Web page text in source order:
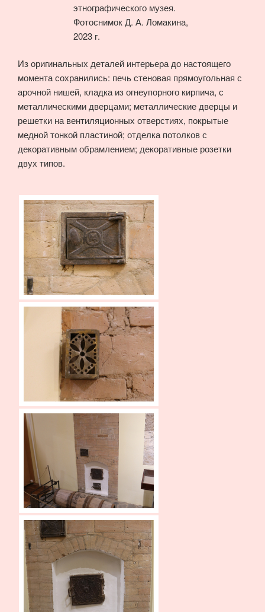
этнографического музея.
Фотоснимок Д. А. Ломакина,
2023 г.
Из оригинальных деталей интерьера до настоящего
момента сохранились: печь стеновая прямоугольная с
арочной нишей, кладка из огнеупорного кирпича, с
металлическими дверцами; металлические дверцы и
решетки на вентиляционных отверстиях, покрытые
медной тонкой пластиной; отделка потолков с
декоративным обрамлением; декоративные розетки
двух типов.